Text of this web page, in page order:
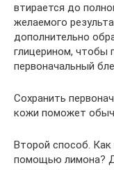
втирается до
желаемого
дополнительно
глицерином, чтобы
первоначальный
Сохранить
кожи поможет
Второй способ.
помощью лимона?